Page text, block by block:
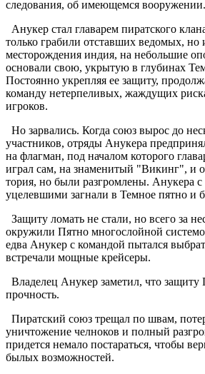
следования, об имеющемся
Анукер стал главарем пиратского
только грабили отставших ведомых, но
месторождения индия, на небольшие
основали свою, укрытую в глубинах
Постоянно укрепляя ее защиту,
команду нетерпеливых, жаждущих
игроков.
Но зарвались. Когда союз вырос до
участников, отряды Анукера
на флагман, под началом которого
играл сам, на знаменитый "Викинг", и
тория, но были разгромлены. Анукера
уцелевшими загнали в Темное пятно и
Защиту ломать не стали, но всего за
окружили Пятно многослойной
едва Анукер с командой пытался
встречали мощные крейсеры.
Владелец Анукер заметил, что защиту
прочность.
Пиратский союз трещал по швам,
уничтожение челноков и полный
придется немало постараться, чтобы
былых возможностей.